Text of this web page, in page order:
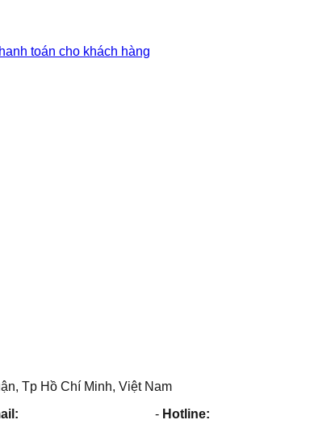
toán cho khách hàng
Tp Hồ Chí Minh, Việt Nam
- Hotline: